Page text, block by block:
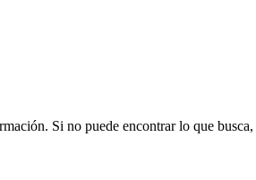
Si no puede encontrar lo que busca,